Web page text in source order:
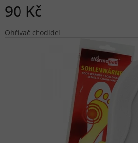
90 Kč
Ohřívač chodidel